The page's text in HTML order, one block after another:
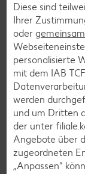
nur
1.59
Diese sind
Ihrer
oder
personalisierte
mit dem IAB
werden
und um Dritten
der unter
Angebote über
zugeordneten
„Anpassen“